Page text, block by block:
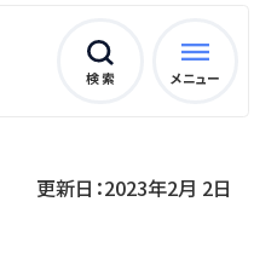
検 索 メニュー
更新日：2023年2月 2日